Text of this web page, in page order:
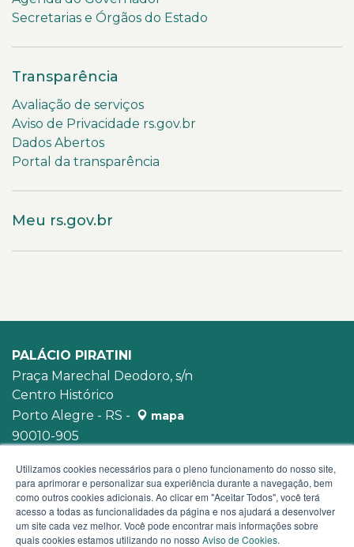
Secretarias e Órgãos do Estado
Transparência
Avaliação de serviços
Aviso de Privacidade rs.gov.br
Dados Abertos
Portal da transparência
Meu rs.gov.br
PALÁCIO PIRATINI
Praça Marechal Deodoro, s/n
Centro Histórico
Porto Alegre - RS -
mapa
90010-905
Utilizamos cookies necessários para o pleno funcionamento do nosso site,
para aprimorar e personalizar sua experiência durante a navegação, bem
como outros cookies adicionais. Ao clicar em "Aceitar Todos", você terá
acesso a todas as funcionalidades da página e nos ajudará a desenvolver
um site cada vez melhor. Você pode encontrar mais informações sobre
quais cookies estamos utilizando no nosso Aviso de Cookies.